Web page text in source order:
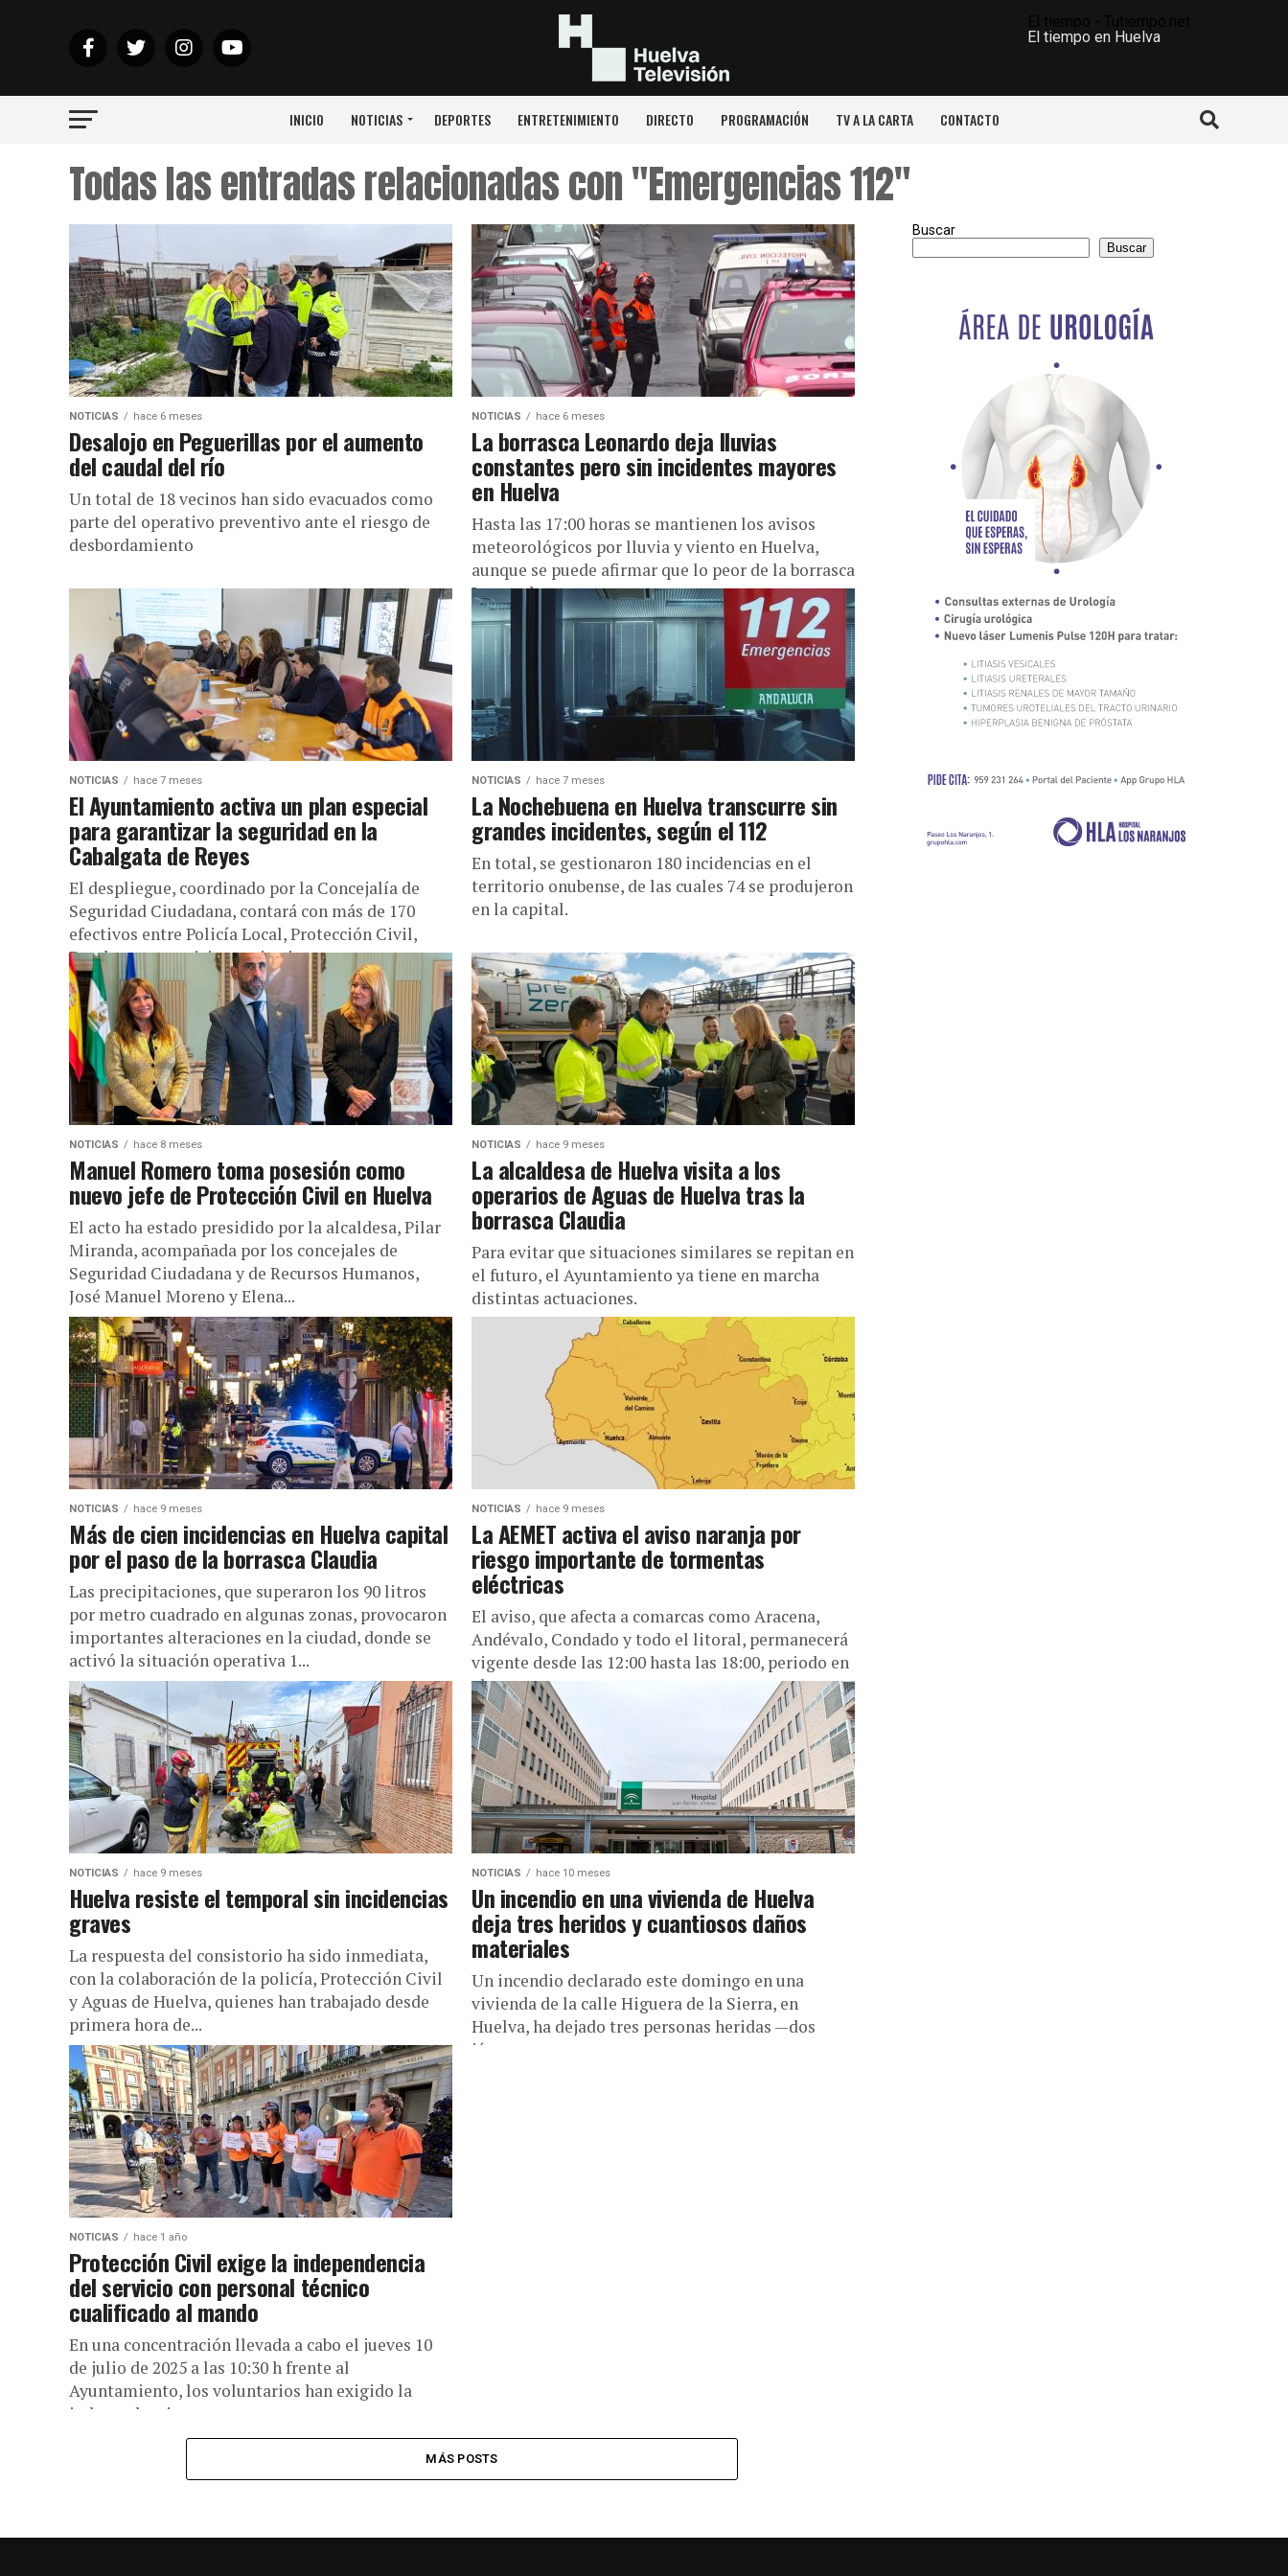
El tiempo en Huelva
INICIO NOTICIAS DEPORTES ENTRETENIMIENTO DIRECTO PROGRAMACIÓN TV A LA CARTA CONTACTO
Todas las entradas relacionadas con "Emergencias 112"
NOTICIAS hace 6 meses
Desalojo en Peguerillas por el aumento
del caudal del río
Un total de 18 vecinos han sido evacuados como
parte del operativo preventivo ante el riesgo de
desbordamiento
NOTICIAS hace 6 meses
La borrasca Leonardo deja lluvias
constantes pero sin incidentes mayores
en Huelva
Hasta las 17:00 horas se mantienen los avisos
meteorológicos por lluvia y viento en Huelva,
aunque se puede afirmar que lo peor de la borrasca
Leonardo...
NOTICIAS hace 7 meses
El Ayuntamiento activa un plan especial
para garantizar la seguridad en la
Cabalgata de Reyes
El despliegue, coordinado por la Concejalía de
Seguridad Ciudadana, contará con más de 170
efectivos entre Policía Local, Protección Civil,
Bomberos y servicios sanitarios, con apoyo...
NOTICIAS hace 7 meses
La Nochebuena en Huelva transcurre sin
grandes incidentes, según el 112
En total, se gestionaron 180 incidencias en el
territorio onubense, de las cuales 74 se produjeron
en la capital.
NOTICIAS hace 8 meses
Manuel Romero toma posesión como
nuevo jefe de Protección Civil en Huelva
El acto ha estado presidido por la alcaldesa, Pilar
Miranda, acompañada por los concejales de
Seguridad Ciudadana y de Recursos Humanos,
José Manuel Moreno y Elena...
NOTICIAS hace 9 meses
La alcaldesa de Huelva visita a los
operarios de Aguas de Huelva tras la
borrasca Claudia
Para evitar que situaciones similares se repitan en
el futuro, el Ayuntamiento ya tiene en marcha
distintas actuaciones.
NOTICIAS hace 9 meses
Más de cien incidencias en Huelva capital
por el paso de la borrasca Claudia
Las precipitaciones, que superaron los 90 litros
por metro cuadrado en algunas zonas, provocaron
importantes alteraciones en la ciudad, donde se
activó la situación operativa 1...
NOTICIAS hace 9 meses
La AEMET activa el aviso naranja por
riesgo importante de tormentas
eléctricas
El aviso, que afecta a comarcas como Aracena,
Andévalo, Condado y todo el litoral, permanecerá
vigente desde las 12:00 hasta las 18:00, periodo en
el que...
NOTICIAS hace 9 meses
Huelva resiste el temporal sin incidencias
graves
La respuesta del consistorio ha sido inmediata,
con la colaboración de la policía, Protección Civil
y Aguas de Huelva, quienes han trabajado desde
primera hora de...
NOTICIAS hace 10 meses
Un incendio en una vivienda de Huelva
deja tres heridos y cuantiosos daños
materiales
Un incendio declarado este domingo en una
vivienda de la calle Higuera de la Sierra, en
Huelva, ha dejado tres personas heridas —dos
jóvenes y un...
NOTICIAS hace 1 año
Protección Civil exige la independencia
del servicio con personal técnico
cualificado al mando
En una concentración llevada a cabo el jueves 10
de julio de 2025 a las 10:30 h frente al
Ayuntamiento, los voluntarios han exigido la
independencia...
MÁS POSTS
Buscar
Buscar